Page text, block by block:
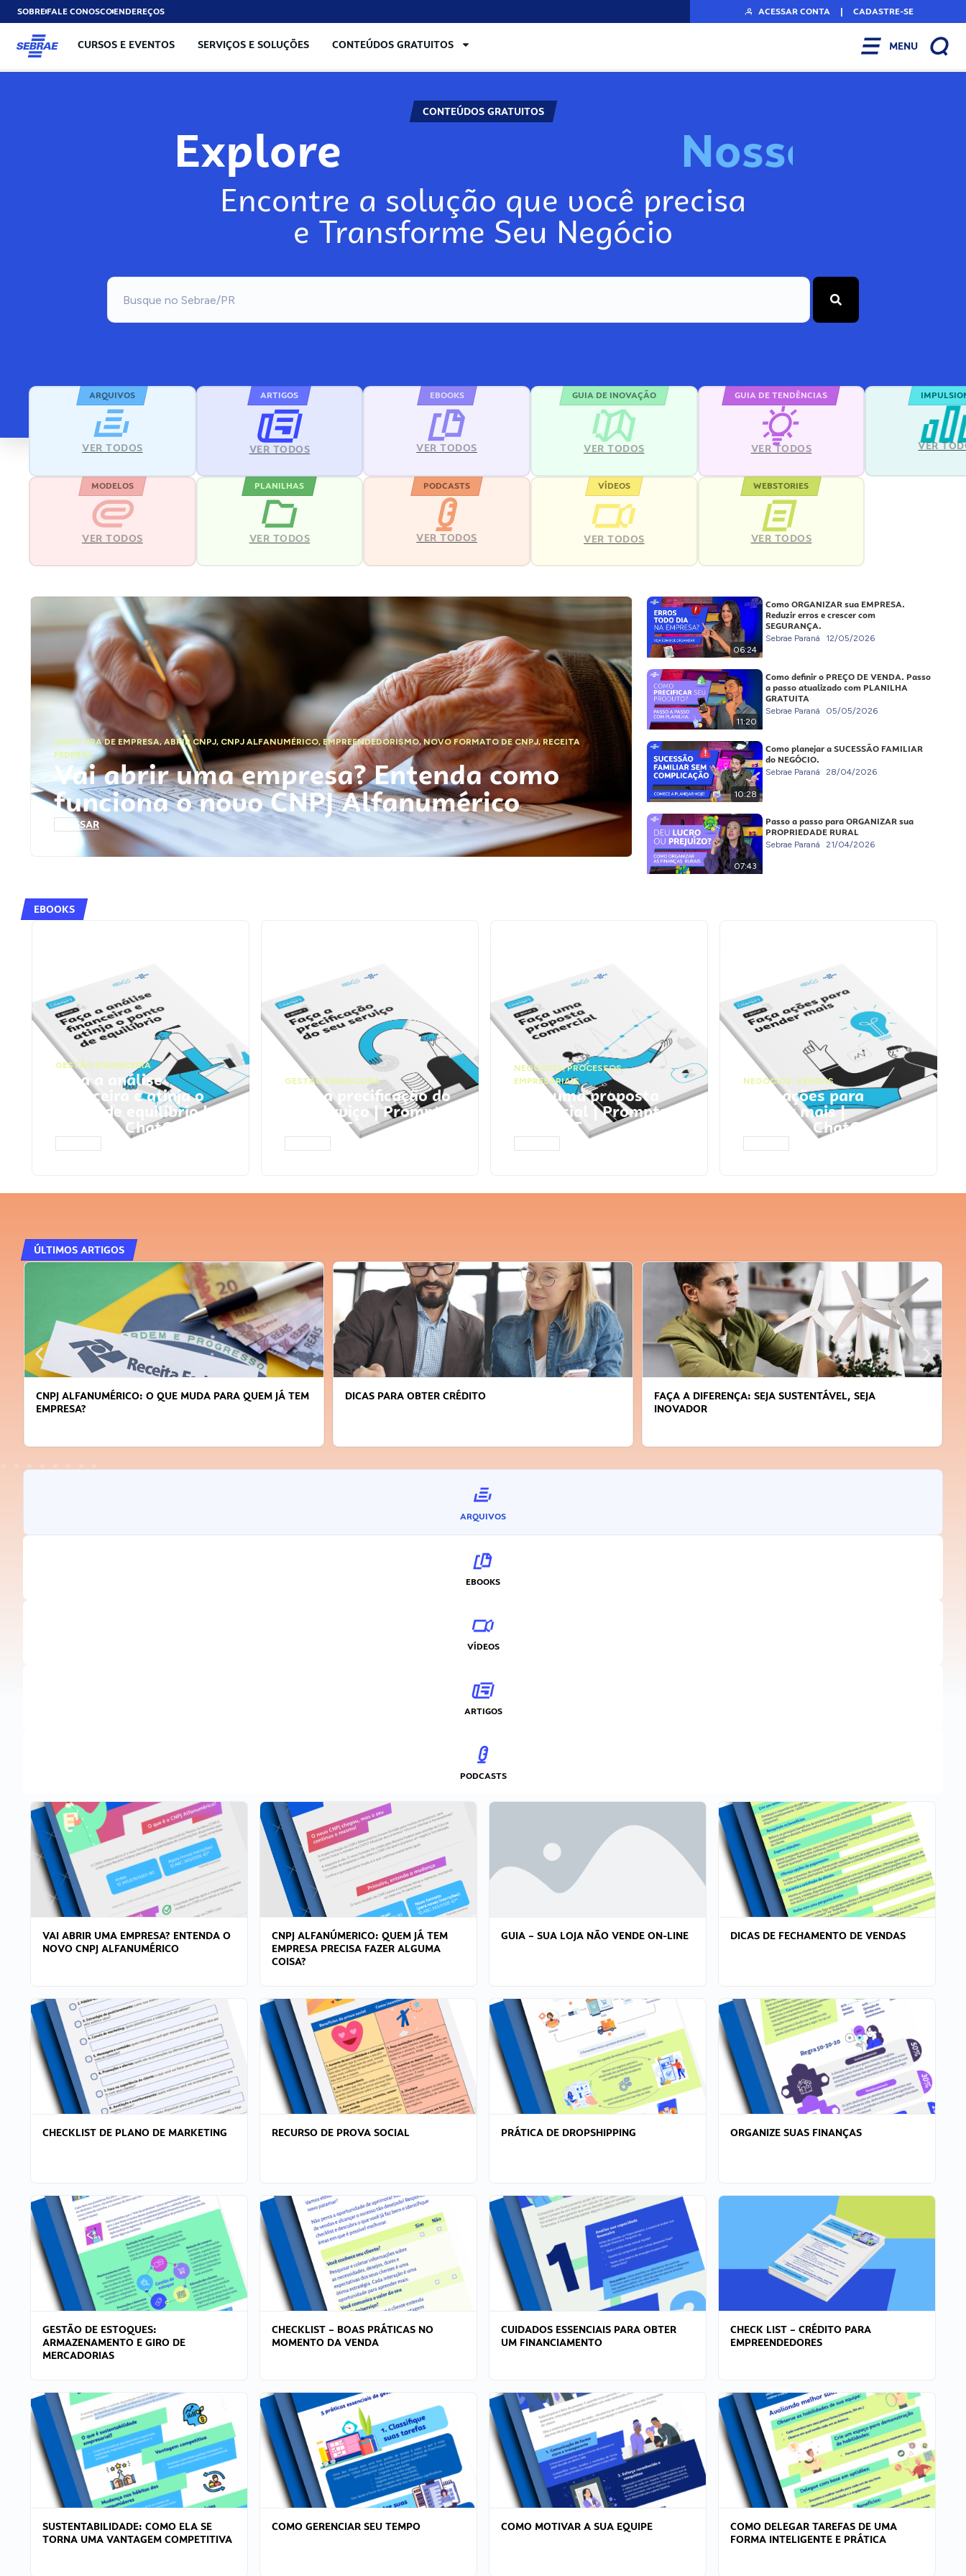
SOBREFALE CONOSCOENDEREÇOS ACESSAR CONTA | CADASTRE-SE
CURSOS E EVENTOS SERVIÇOS E SOLUÇÕES CONTEÚDOS GRATUITOS MENU
CONTEÚDOS GRATUITOS
Explore Nosso
Encontre a solução que você precisa
e Transforme Seu Negócio
ARQUIVOS
VER TODOS
ARTIGOS
VER TODOS
EBOOKS
VER TODOS
GUIA DE INOVAÇÃO
VER TODOS
GUIA DE TENDÊNCIAS
VER TODOS VER
MODELOS
VER TODOS
PLANILHAS
VER TODOS
PODCASTS
VER TODOS
VÍDEOS
VER TODOS
WEBSTORIES
VER TODOS
ABERTURA DE EMPRESA,ABRIR CNPJ, CNPJ ALFANUMÉRICO, EMPREENDEDORISMO,NOVO FORMATO DE CNPJ,RECEITA
FEDERAL
Vai abrir uma empresa? Entenda como
funciona o novo CNPJ Alfanumérico
ACESSAR
06:24
Como ORGANIZAR sua EMPRESA.
Reduzir erros e crescer com
SEGURANÇA.
Sebrae Paraná 12/05/2026
11:20
Como definir o PREÇO DE VENDA. Passo
a passo atualizado com PLANILHA
GRATUITA
Sebrae Paraná 05/05/2026
10:28
Como planejar a SUCESSÃO FAMILIAR
do NEGÓCIO.
Sebrae Paraná 28/04/2026
07:43
Passo a passo para ORGANIZAR sua
PROPRIEDADE RURAL
Sebrae Paraná 21/04/2026
EBOOKS
GESTÃO FINANCEIRA
Faça a análise
financeira e atinja o
ponto de equilíbrio |
Prompts ChatGPT
GESTÃO FINANCEIRA
Faça a precificação do
seu serviço | Prompts
ChatGPT
NEGÓCIOS,PROCESSOS
EMPRESARIAIS
Faça uma proposta
comercial | Prompts
ChatGPT
NEGÓCIOS, VENDAS
Faça ações para
vender mais |
Prompts ChatGPT
ÚLTIMOS ARTIGOS
CNPJ ALFANUMÉRICO: O QUE MUDA PARA QUEM JÁ TEM
EMPRESA?
DICAS PARA OBTER CRÉDITO
FAÇA A DIFERENÇA: SEJA SUSTENTÁVEL, SEJA
INOVADOR
ARQUIVOS
EBOOKS
VÍDEOS
ARTIGOS
PODCASTS
VAI ABRIR UMA EMPRESA? ENTENDA O
NOVO CNPJ ALFANUMÉRICO
CNPJ ALFANÚMERICO: QUEM JÁ TEM
EMPRESA PRECISA FAZER ALGUMA
COISA?
GUIA – SUA LOJA NÃO VENDE ON-LINE DICAS DE FECHAMENTO DE VENDAS
CHECKLIST DE PLANO DE MARKETING RECURSO DE PROVA SOCIAL PRÁTICA DE DROPSHIPPING ORGANIZE SUAS FINANÇAS
GESTÃO DE ESTOQUES:
ARMAZENAMENTO E GIRO DE
MERCADORIAS
CHECKLIST – BOAS PRÁTICAS NO
MOMENTO DA VENDA
CUIDADOS ESSENCIAIS PARA OBTER
UM FINANCIAMENTO
CHECK LIST – CRÉDITO PARA
EMPREENDEDORES
SUSTENTABILIDADE: COMO ELA SE
TORNA UMA VANTAGEM COMPETITIVA
COMO GERENCIAR SEU TEMPO COMO MOTIVAR A SUA EQUIPE
COMO DELEGAR TAREFAS DE UMA
FORMA INTELIGENTE E PRÁTICA